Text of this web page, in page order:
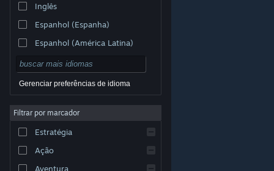
© Valve Corporation. Todos os direitos reservados.
respectivos donos nos EUA e em outros países.
Acessibilidade
Reembolsos|Cookies
Inglês
Espanhol (Espanha)
Espanhol (América Latina)
Gerenciar preferências de idioma
Filtrar por marcador
Estratégia
Ação
Aventura